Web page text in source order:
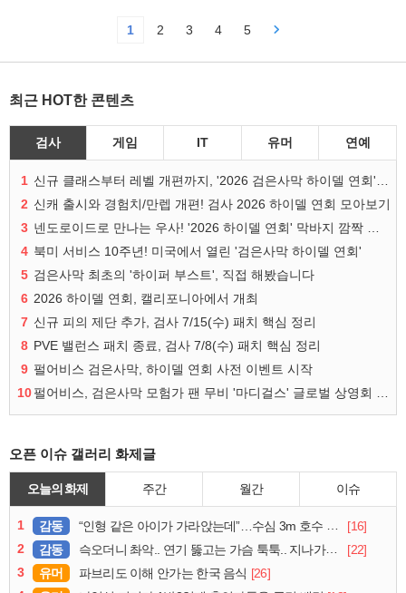
1 2 3 4 5
최근 HOT한 콘텐츠
검사 게임 IT 유머 연예
1
2 신캐 출시와 경험치/만렙 개편! 검사 2026 하이델 연회 모아보기
3
4 북미 서비스 10주년! 미국에서 열린 '검은사막 하이델 연회'
5 검은사막 최초의 '하이퍼 부스트', 직접 해봤습니다
6 2026 하이델 연회, 캘리포니아에서 개최
7 신규 피의 제단 추가, 검사 7/15(수) 패치 핵심 정리
8 PVE 밸런스 패치 종료, 검사 7/8(수) 패치 핵심 정리
9 펄어비스 검은사막, 하이델 연회 사전 이벤트 시작
10
오픈 이슈 갤러리 화제글
오늘의 화제 주간 월간 이슈
1 감동 “인형 같은 아이가 가라앉는데”…수심 3m 호수 뛰어든 60대 의인
[16]
2
감동 슥오더니 촤악.. 연기 뚫고는 가슴 툭툭.. 지나가던 아재의 정체
[22]
3
유머 파브리도 이해 안가는 한국 음식 [26]